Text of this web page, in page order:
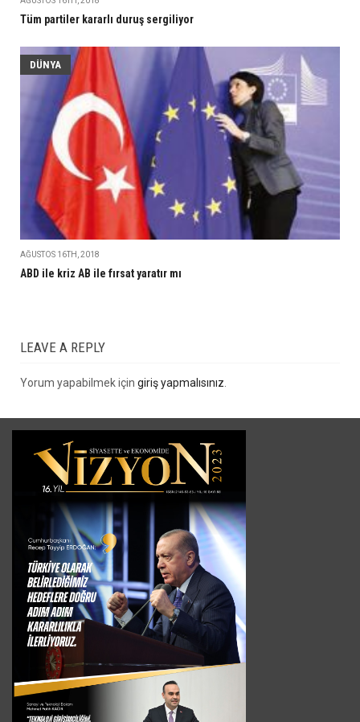
Tüm partiler kararlı duruş sergiliyor
DÜNYA
AĞUSTOS 16TH, 2018
ABD ile kriz AB ile fırsat yaratır mı
LEAVE A REPLY
Yorum yapabilmek için giriş yapmalısınız.